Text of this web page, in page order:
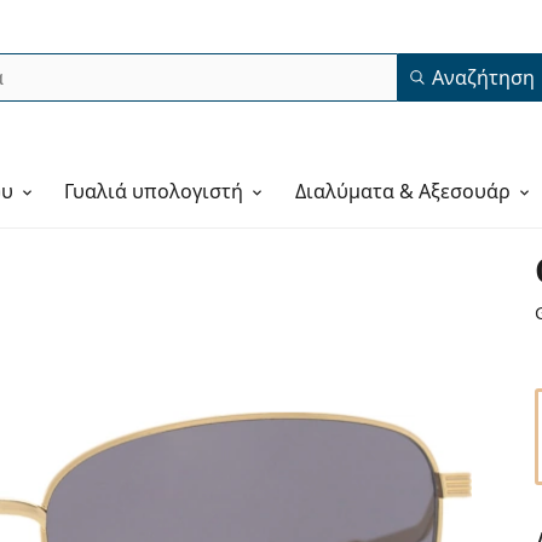
Αναζήτηση
Γυαλιά υπολογιστή Διαλύματα & Αξεσουάρ